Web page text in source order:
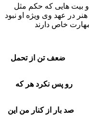
بیت هایی که حکم مثل
در عهد وی ویژه او نبود
مهارت خاص دارند
ضعف تن از تحمل
رو پس نکرد هر که
بار از کنار من این